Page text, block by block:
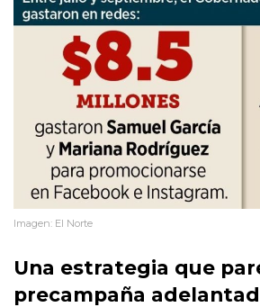
Imagen: El Norte
Una estrategia que
precampaña